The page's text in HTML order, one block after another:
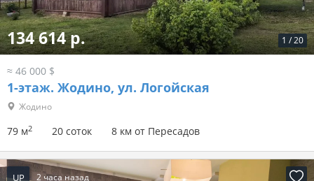
1 /20
134 614 р.
≈ 46 000 $
1-этаж. Жодино, ул. Логойская
Жодино
79 м2 20 соток 8 км от Пересадов
UP 2 часа назад